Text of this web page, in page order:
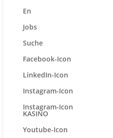
En
Jobs
Suche
Facebook-Icon
LinkedIn-Icon
Instagram-Icon
Instagram-Icon
KASINO
Youtube-Icon